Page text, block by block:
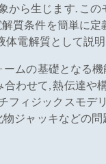
ら生じます. この
質条件を簡単に定
体電解質として説
ームの基礎となる
わせて, 熱伝達や
フィジックスモデ
ジャッキなどの